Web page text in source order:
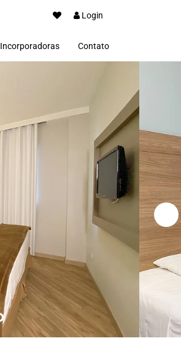
Login
Incorporadoras Contato